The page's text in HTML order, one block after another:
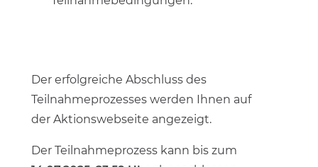
Der erfolgreiche Abschluss des
Teilnahmeprozesses werden Ihnen auf
der Aktionswebseite angezeigt.
Der Teilnahmeprozess kann bis zum